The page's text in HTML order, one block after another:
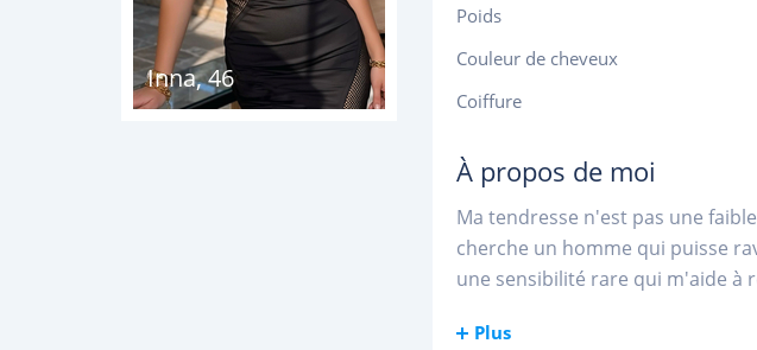
Inna,46
Poids
Couleur de cheveux
Coiffure
À propos de moi
Ma tendresse n'est pas une
cherche un homme qui puisse
une sensibilité rare qui m'aide à
Plus